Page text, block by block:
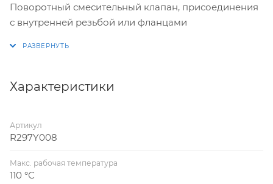
Поворотный смесительный клапан, присоединения
с внутренней резьбой или фланцами
Характеристики
Артикул
R297Y008
Макс. рабочая температура
110 °С